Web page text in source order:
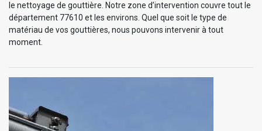
le nettoyage de gouttière. Notre zone d’intervention couvre tout le
département 77610 et les environs. Quel que soit le type de
matériau de vos gouttières, nous pouvons intervenir à tout
moment.